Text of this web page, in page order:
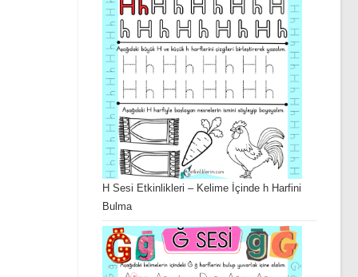
H Sesi Etkinlikleri – Kelime İçinde h Harfini
Bulma